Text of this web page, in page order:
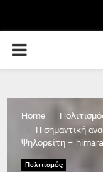
PRIMARY
Home
Η σημαντική
Ψηλορείτη –
Πολιτισμός